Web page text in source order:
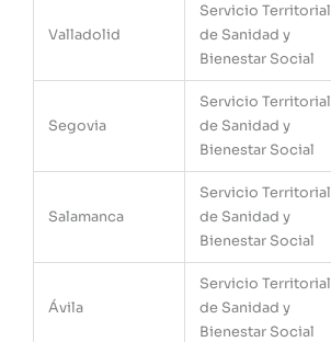
Valladolid
Servicio Territorial
de Sanidad y
Bienestar Social
Segovia
Servicio Territorial
de Sanidad y
Bienestar Social
Salamanca
Servicio Territorial
de Sanidad y
Bienestar Social
Ávila
Servicio Territorial
de Sanidad y
Bienestar Social